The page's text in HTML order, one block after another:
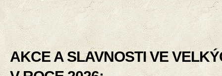
AKCE A SLAVNOSTI VE